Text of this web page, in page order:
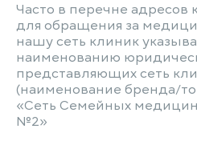
Часто в перечне адресов
для обращения за
нашу сеть клиник
наименованию
представляющих сеть
(наименование бренда/
«Сеть Семейных
№2»